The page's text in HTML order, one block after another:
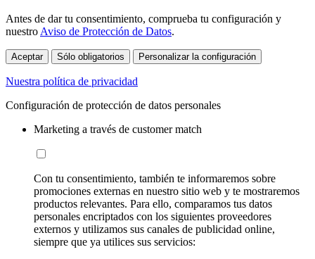
Antes de dar tu consentimiento, comprueba tu configuración y
nuestro Aviso de Protección de Datos.
Aceptar Sólo obligatorios Personalizar la configuración
Nuestra política de privacidad
Configuración de protección de datos personales
Marketing a través de customer match
Con tu consentimiento, también te informaremos sobre
promociones externas en nuestro sitio web y te mostraremos
productos relevantes. Para ello, comparamos tus datos
personales encriptados con los siguientes proveedores
externos y utilizamos sus canales de publicidad online,
siempre que ya utilices sus servicios: